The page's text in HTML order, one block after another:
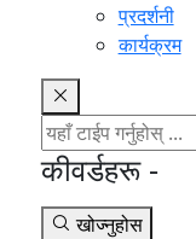
प्रदर्शनी
कार्यक्रम
कीवर्डहरू -
खोज्नुहोस